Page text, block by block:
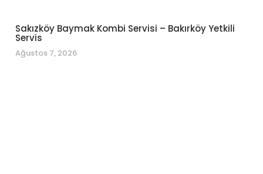
Sakızköy Baymak Kombi Servisi – Bakırköy Yetkili
Servis
Ağustos 7, 2026